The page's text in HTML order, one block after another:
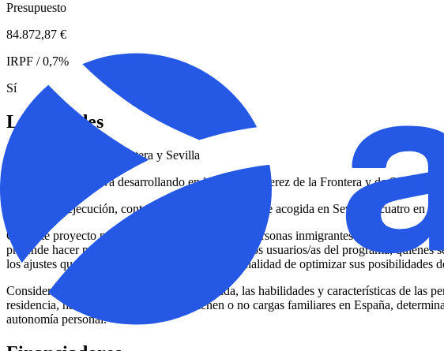
Presupuesto
​​84.872,87 €​
IRPF / 0,7%
Sí
Localidades
​​Córdoba, Jerez de la Frontera y Sevilla
​​Este proyecto se lleva desarrollando en las sedes de Jerez de la Frontera y de Sevilla
​Este año de ejecución, contamos con cuatro plazas de acogida en Sevilla y cuatro en
​Con este proyecto pretendemos acompañar a las personas inmigrantes acogidas en el
pretende hacer protagonista de todo el proceso a los usuarios/as del programa,
los ajustes que se consideren oportunos con la finalidad de optimizar sus posibilidades
​Considerando siempre, como punto de partida, las habilidades y características de las
residencia, habilidades lingüísticas, si tienen o no cargas familiares en España,
autonomía personal.​